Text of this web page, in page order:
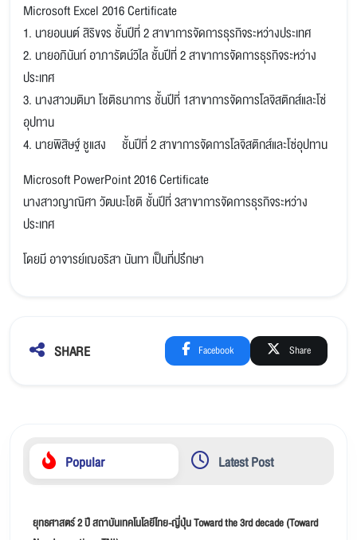
Microsoft Excel 2016 Certificate
1. นายอนนต์ สิริขจร ชั้นปีที่ 2 สาขาการจัดการธุรกิจระหว่างประเทศ
2. นายอภินันท์ อาภารัตน์วิไล ชั้นปีที่ 2 สาขาการจัดการธุรกิจระหว่าง
ประเทศ
3. นางสาวมติมา โชติธนาการ ชั้นปีที่ 1สาขาการจัดการโลจิสติกส์และโซ่
อุปทาน
4. นายพิสิษฐ์ ชูแสง ชั้นปีที่ 2 สาขาการจัดการโลจิสติกส์และโซ่อุปทาน
Microsoft PowerPoint 2016 Certificate
นางสาวญาณิศา วัฒนะโชติ ชั้นปีที่ 3สาขาการจัดการธุรกิจระหว่าง
ประเทศ
โดยมี อาจารย์เฌอริสา นันทา เป็นที่ปรึกษา
SHARE Facebook Share
Popular Latest Post
ยุทธศาสตร์ 2 ปี สถาบันเทคโนโลยีไทย-ญี่ปุ่น Toward the 3rd decade (Toward